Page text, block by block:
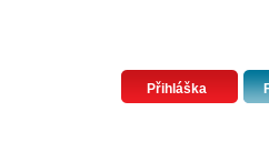
Přihláška